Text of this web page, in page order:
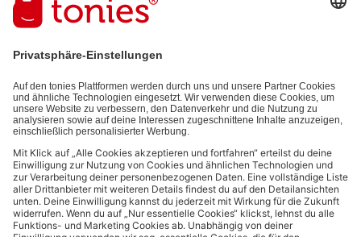
auf den von dir bereitgestellten Informationen (z.B. Account-
informationen) und den von dir zu Werbezwecken bereitgestellten
Datenschutzbestimmungen.
Bezahlmethoden:
Links zu sozialen Netzwerken